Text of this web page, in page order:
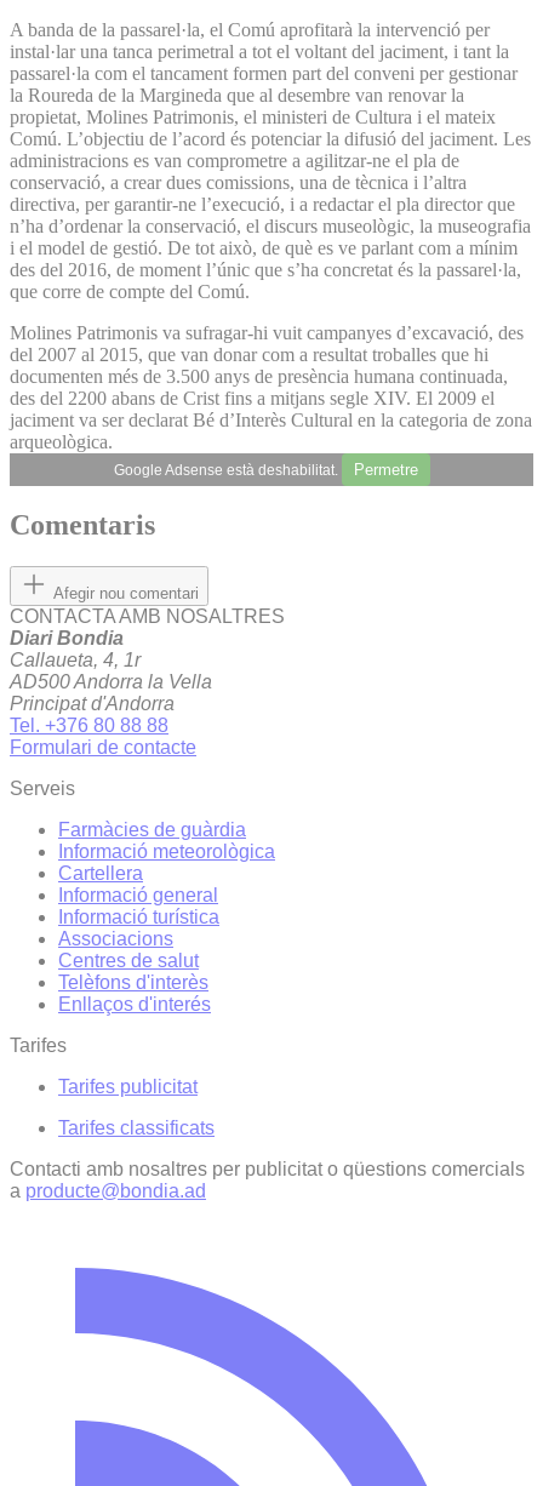
A banda de la passarel·la, el Comú aprofitarà la intervenció per
instal·lar una tanca perimetral a tot el voltant del jaciment, i tant la
passarel·la com el tancament formen part del conveni per gestionar
la Roureda de la Margineda que al desembre van renovar la
propietat, Molines Patrimonis, el ministeri de Cultura i el mateix
Comú. L’objectiu de l’acord és potenciar la difusió del jaciment. Les
administracions es van comprometre a agilitzar-ne el pla de
conservació, a crear dues comissions, una de tècnica i l’altra
directiva, per garantir-ne l’execució, i a redactar el pla director que
n’ha d’ordenar la conservació, el discurs museològic, la museografia
i el model de gestió. De tot això, de què es ve parlant com a mínim
des del 2016, de moment l’únic que s’ha concretat és la passarel·la,
que corre de compte del Comú.
Molines Patrimonis va sufragar-hi vuit campanyes d’excavació, des
del 2007 al 2015, que van donar com a resultat troballes que hi
documenten més de 3.500 anys de presència humana continuada,
des del 2200 abans de Crist fins a mitjans segle XIV. El 2009 el
jaciment va ser declarat Bé d’Interès Cultural en la categoria de zona
arqueològica.
Google Adsense està deshabilitat. Permetre
Comentaris
Afegir nou comentari
CONTACTA AMB NOSALTRES
Diari Bondia
Callaueta, 4, 1r
AD500 Andorra la Vella
Principat d'Andorra
Tel. +376 80 88 88
Formulari de contacte
Serveis
Farmàcies de guàrdia
Informació meteorològica
Cartellera
Informació general
Informació turística
Associacions
Centres de salut
Telèfons d'interès
Enllaços d'interés
Tarifes
Tarifes publicitat
Tarifes classificats
Contacti amb nosaltres per publicitat o qüestions comercials
a producte@bondia.ad